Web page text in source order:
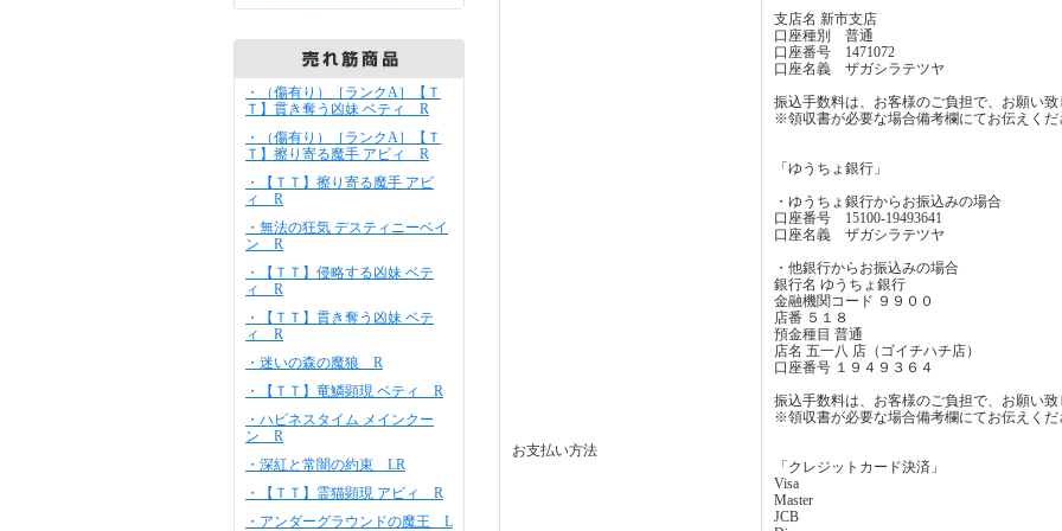
・（傷有り）［ランクA］【Ｔ
Ｔ】貫き奪う凶妹 ベティ R
・（傷有り）［ランクA］【Ｔ
Ｔ】擦り寄る魔手 アビィ R
・【ＴＴ】擦り寄る魔手 アビ
ィ R
・無法の狂気 デスティニーベイ
ン R
・【ＴＴ】侵略する凶妹 ベテ
ィ R
・【ＴＴ】貫き奪う凶妹 ベテ
ィ R
・迷いの森の魔狼 R
・【ＴＴ】竜鱗顕現 ベティ R
・ハピネスタイム メインクー
ン R
・深紅と常闇の約束 LR
・【ＴＴ】霊猫顕現 アビィ R
・アンダーグラウンドの魔王 L
お支払い方法
支店名 新市支店
口座種別 普通
口座番号 1471072
口座名義 ザガシラテツヤ
振込手数料は、お客様のご負担で、お願い致
※領収書が必要な場合備考欄にてお伝えくだ
「ゆうちょ銀行」
・ゆうちょ銀行からお振込みの場合
口座番号 15100-19493641
口座名義 ザガシラテツヤ
・他銀行からお振込みの場合
銀行名 ゆうちょ銀行
金融機関コード ９９００
店番 ５１８
預金種目 普通
店名 五一八 店（ゴイチハチ店）
口座番号 １９４９３６４
振込手数料は、お客様のご負担で、お願い致
※領収書が必要な場合備考欄にてお伝えくだ
「クレジットカード決済」
Visa
Master
JCB